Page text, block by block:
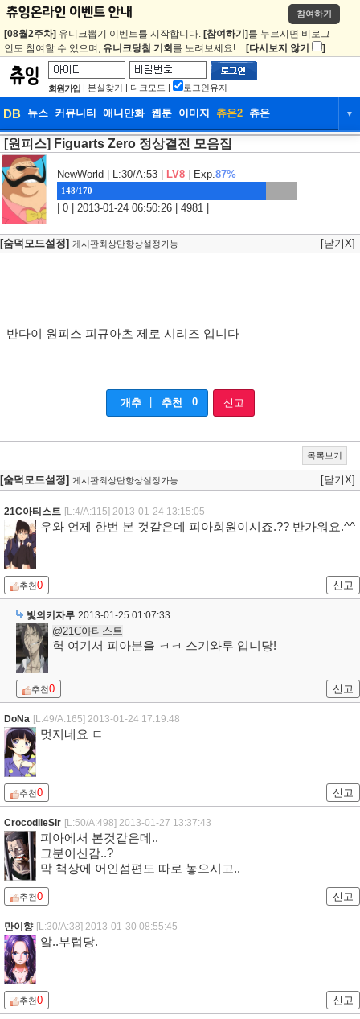
참여하기
[08월2주차] 유니크뽑기 이벤트를 시작합니다. [참여하기] 를 누르시면 비로그
인도 참여할 수 있으며, 유니크당첨 기회 를 노려보세요! [다시보지 않기 ]
회원가입 | 분실찾기 | 다크모드 | 로그인유지
DB 뉴스 커뮤니티 애니만화 웹툰 이미지 츄온2 츄온 ▼
DB 뉴스 커뮤니티
웹툰 이미지 츄온2
[원피스] Figuarts Zero 정상결전 모음집
NewWorld | L:30/A:53 | LV8 Exp.87%
148/170
| 0 | 2013-01-24 06:50:26 | 4981 |
[숨덕모드설정] 게시판최상단항상설정가능 [닫기X]
반다이 원피스 피규아츠 제로 시리즈 입니다
개추 추천 0 신고
목록보기
[숨덕모드설정] 게시판최상단항상설정가능 [닫기X]
21C아티스트 [L:4/A:115] 2013-01-24 13:15:05
우와 언제 한번 본 것같은데 피아회원이시죠.?? 반가워요.^^
추천0 신고
빛의키자루 2013-01-25 01:07:33
@21C아티스트
헉 여기서 피아분을 ㅋㅋ 스기와루 입니당!
추천0 신고
DoNa [L:49/A:165] 2013-01-24 17:19:48
멋지네요 ㄷ
추천0 신고
CrocodileSir [L:50/A:498] 2013-01-27 13:37:43
피아에서 본것같은데..
그분이신감..?
막 책상에 어인섬편도 따로 놓으시고..
추천0 신고
만이향 [L:30/A:38] 2013-01-30 08:55:45
앜..부럽당.
추천0 신고